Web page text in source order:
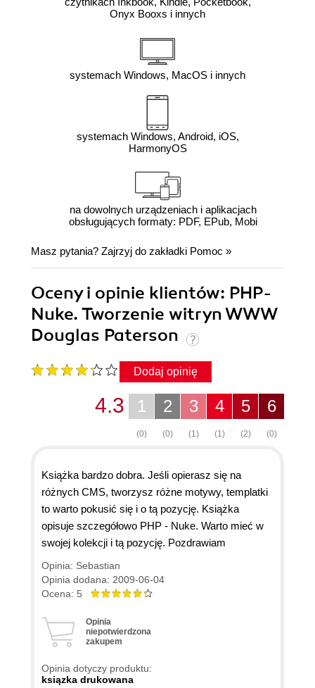
Onyx Booxs i innych
systemach Windows, MacOS i innych
systemach Windows, Android, iOS,
HarmonyOS
na dowolnych urządzeniach i aplikacjach
obsługujących formaty: PDF, EPub, Mobi
Masz pytania? Zajrzyj do zakładki Pomoc »
Oceny i opinie klientów: PHP-
Nuke. Tworzenie witryn WWW
Douglas Paterson
Dodaj opinię
6
(0)
5
(2)
4
(1)
3
(1)
2
(0)
1
(0)
4.3
Książka bardzo dobra. Jeśli opierasz się na
różnych CMS, tworzysz różne motywy, templatki
to warto pokusić się i o tą pozycję. Książka
opisuje szczegółowo PHP - Nuke. Warto mieć w
swojej kolekcji i tą pozycję. Pozdrawiam
Opinia: Sebastian
Opinia dodana: 2009-06-04
Ocena: 5
Opinia
niepotwierdzona
zakupem
Opinia dotyczy produktu:
ksiązka drukowana